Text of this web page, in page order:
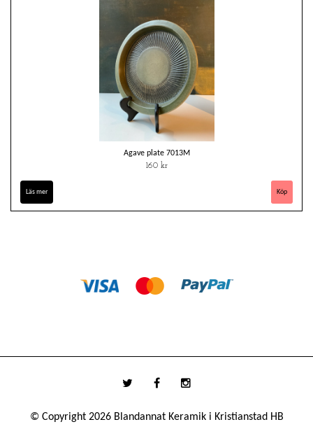
Agave plate 7013M
160 kr
Läs mer
© Copyright 2026 Blandannat Keramik i Kristianstad HB